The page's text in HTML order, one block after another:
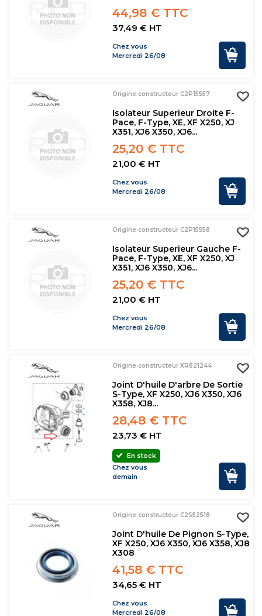
44,98 € TTC
37,49 € HT
Chez vous
Mercredi 26/08
Origine constructeur C2P15557
Isolateur Superieur Droite F-
Pace, F-Type, XE, XF X250, XJ
X351, XJ6 X350, XJ6...
25,20 € TTC
21,00 € HT
Chez vous
Mercredi 26/08
Origine constructeur C2P15558
Isolateur Superieur Gauche F-
Pace, F-Type, XE, XF X250, XJ
X351, XJ6 X350, XJ6...
25,20 € TTC
21,00 € HT
Chez vous
Mercredi 26/08
Origine constructeur XR821244
Joint D'huile D'arbre De Sortie
S-Type, XF X250, XJ6 X350, XJ6
X358, XJ8...
28,48 € TTC
23,73 € HT
En stock
Chez vous
demain
Origine constructeur C2S52518
Joint D'huile De Pignon S-Type,
XF X250, XJ6 X350, XJ6 X358, XJ8
X308
41,58 € TTC
34,65 € HT
Chez vous
Mercredi 26/08